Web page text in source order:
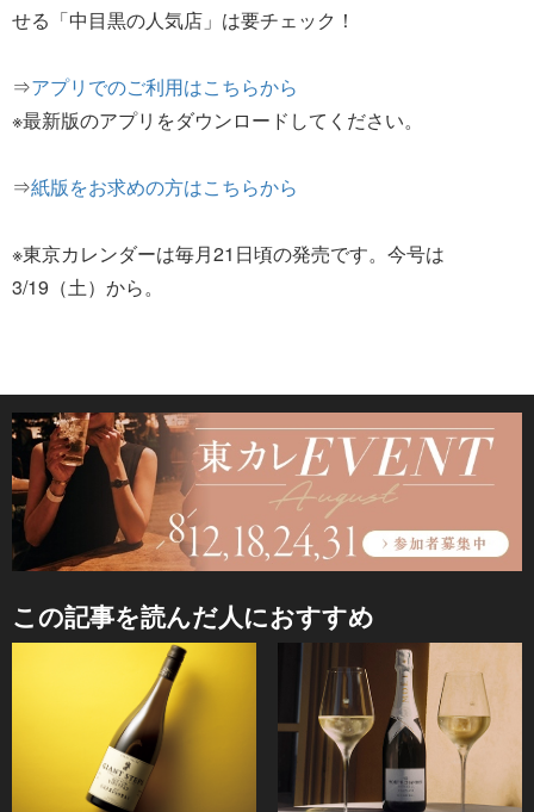
せる「中目黒の人気店」は要チェック！
⇒アプリでのご利用はこちらから
※最新版のアプリをダウンロードしてください。
⇒紙版をお求めの方はこちらから
※東京カレンダーは毎月21日頃の発売です。今号は
3/19（土）から。
この記事を読んだ人におすすめ